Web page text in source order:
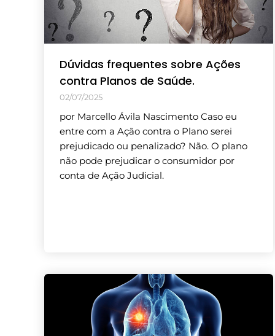
Dúvidas frequentes sobre Ações
contra Planos de Saúde.
02/07/2025
por Marcello Ávila Nascimento Caso eu
entre com a Ação contra o Plano serei
prejudicado ou penalizado? Não. O plano
não pode prejudicar o consumidor por
conta de Ação Judicial.